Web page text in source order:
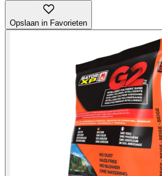
Opslaan in Favorieten